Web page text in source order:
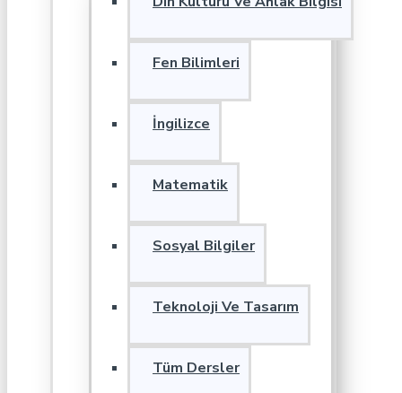
Fen Bilimleri
İngilizce
Matematik
Sosyal Bilgiler
Teknoloji Ve Tasarım
Tüm Dersler